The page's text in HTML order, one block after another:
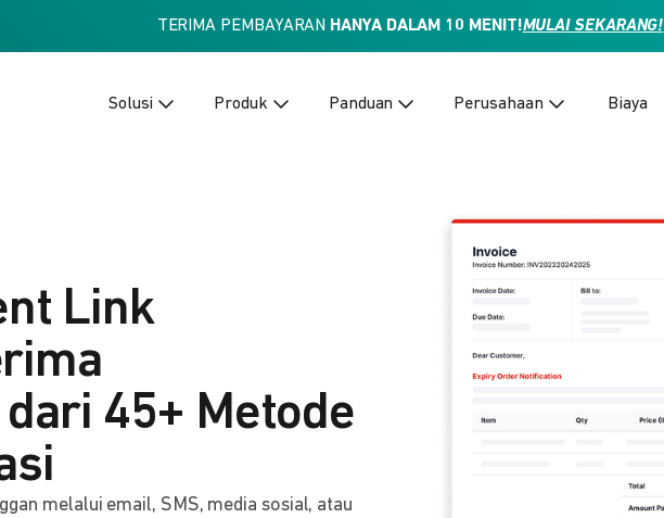
TERIMA PEMBAYARAN HANYA DALAM 10 MENIT!MULAI SEKARANG!
Solusi Produk Panduan Perusahaan Biaya
Link
45+ Metode
melalui email, SMS, media sosial, atau